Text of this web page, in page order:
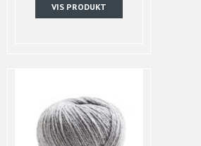
VIS PRODUKT